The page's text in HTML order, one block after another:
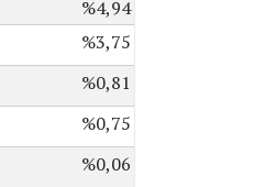
%4,94
%3,75
%0,81
%0,75
%0,06